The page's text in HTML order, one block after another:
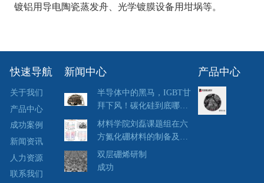
镀铝用导电陶瓷蒸发舟、光学镀膜设备用坩埚等。
快速导航
关于我们
产品中心
成功案例
新闻资讯
人力资源
联系我们
新闻中心
半导体中的黑马，IGBT甘
拜下风！碳化硅到底哪里
强？
材料学院刘磊课题组在六
方氮化硼材料的制备及其
同位素效应研究...
双层硼烯研制
成功
产品中心